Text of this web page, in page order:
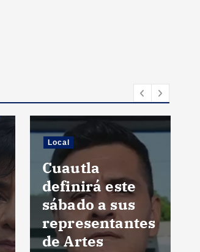
Local
Cuautla
definirá este
sábado a sus
representantes
de Artes